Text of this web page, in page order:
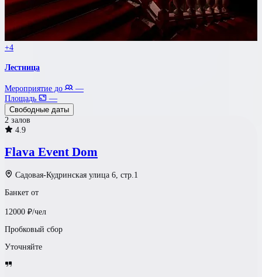
+4
Лестница
Мероприятие до
—
Площадь
—
Свободные даты
2 залов
4.9
Flava Event Dom
Садовая-Кудринская улица 6, стр.1
Банкет от
12000 ₽/чел
Пробковый сбор
Уточняйте